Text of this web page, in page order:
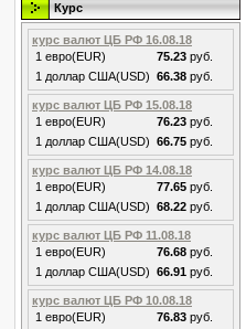
Курс
курс валют ЦБ РФ 16.08.18
1 евро(EUR)
75.23 руб.
1 доллар США(USD) 66.38 руб.
курс валют ЦБ РФ 15.08.18
1 евро(EUR)
76.23 руб.
1 доллар США(USD) 66.75 руб.
курс валют ЦБ РФ 14.08.18
1 евро(EUR)
77.65 руб.
1 доллар США(USD) 68.22 руб.
курс валют ЦБ РФ 11.08.18
1 евро(EUR)
76.68 руб.
1 доллар США(USD) 66.91 руб.
курс валют ЦБ РФ 10.08.18
1 евро(EUR)
76.83 руб.